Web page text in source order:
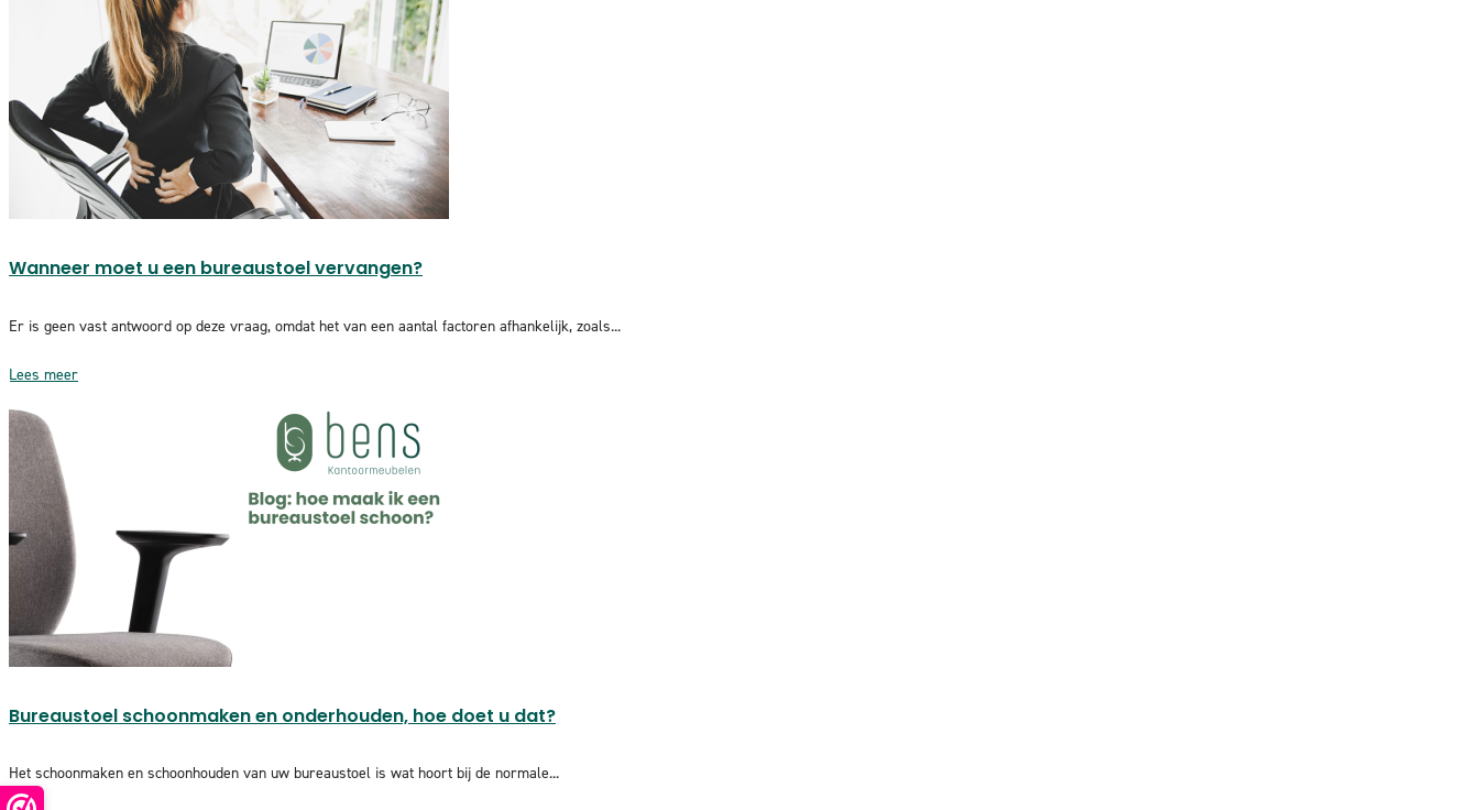
Wanneer moet u een bureaustoel vervangen?
Er is geen vast antwoord op deze vraag, omdat het van een aantal factoren afhankelijk, zoals...
Lees meer
Bureaustoel schoonmaken en onderhouden, hoe doet u dat?
Het schoonmaken en schoonhouden van uw bureaustoel is wat hoort bij de normale...